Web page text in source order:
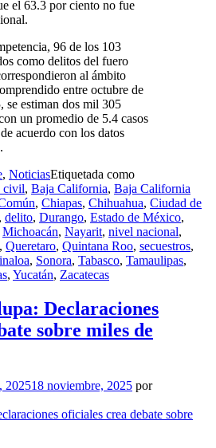
el 63.3 por ciento no fue
96 de los 103
como delitos del fuero
al ámbito
entre octubre de
se estiman dos mil 305
un promedio de 5.4 casos
acuerdo con los datos
, NoticiasEtiquetada como
civil, Baja California, Baja California
, Chiapas, Chihuahua, Ciudad de
, delito, Durango, Estado de México,
Michoacán, Nayarit, nivel nacional,
, Queretaro, Quintana Roo, secuestros,
, Sonora, Tabasco, Tamaulipas,
, Yucatán, Zacatecas
Declaraciones
sobre miles de
202518 noviembre, 2025 por